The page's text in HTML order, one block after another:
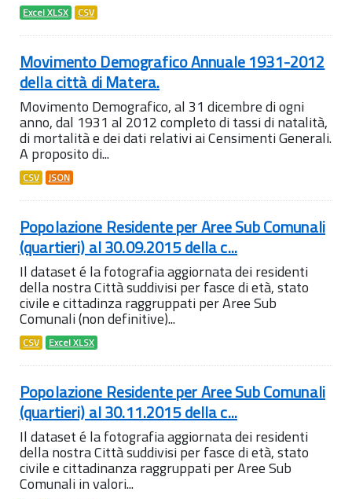
Excel XLSX CSV
Movimento Demografico Annuale 1931-2012
della città di Matera.
Movimento Demografico, al 31 dicembre di ogni
anno, dal 1931 al 2012 completo di tassi di natalità,
di mortalità e dei dati relativi ai Censimenti Generali.
A proposito di...
CSV JSON
Popolazione Residente per Aree Sub Comunali
(quartieri) al 30.09.2015 della c...
Il dataset é la fotografia aggiornata dei residenti
della nostra Città suddivisi per fasce di età, stato
civile e cittadinza raggruppati per Aree Sub
Comunali (non definitive)...
CSV Excel XLSX
Popolazione Residente per Aree Sub Comunali
(quartieri) al 30.11.2015 della c...
Il dataset é la fotografia aggiornata dei residenti
della nostra Città suddivisi per fasce di età, stato
civile e cittadinanza raggruppati per Aree Sub
Comunali in valori...